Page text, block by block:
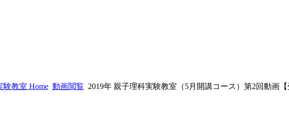
験教室 Home 動画閲覧 2019年 親子理科実験教室（5月開講コース）第2回動画【